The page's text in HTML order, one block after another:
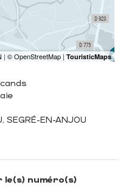
SEGRÉ-EN-ANJOU
le(s) numéro(s)